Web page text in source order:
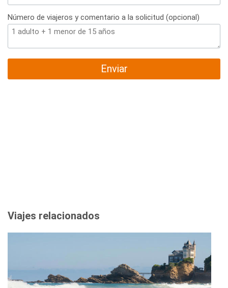
Número de viajeros y comentario a la solicitud (opcional)
Enviar
Viajes relacionados